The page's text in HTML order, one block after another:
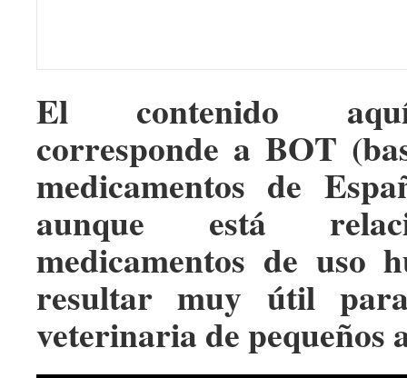
El contenido
corresponde a BOT
medicamentos de
aunque está
medicamentos de uso
resultar muy útil
veterinaria de pequeños